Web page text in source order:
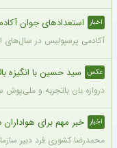
اخبار استعدادهای جوان
آکادمی پرسپولیس در سال‌های
عکس سید حسین با انگیزه
دروازه بان باتجربه و
اخبار خبر مهم برای
محمدرضا کشوری فرد دبیر